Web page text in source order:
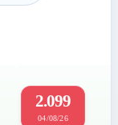
2.099
04/08/26